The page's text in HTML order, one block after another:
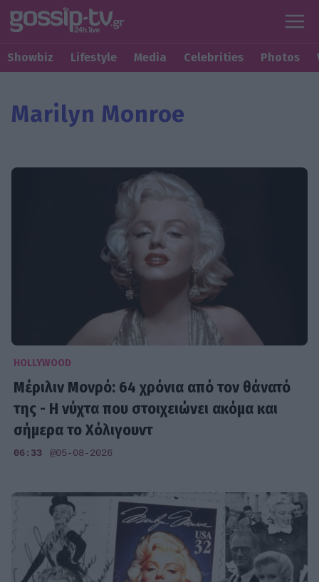
Showbiz Lifestyle Media Celebrities Photos
Marilyn Monroe
HOLLYWOOD
Μέριλιν Μονρό: 64 χρόνια από τον θάνατό
της - Η νύχτα που στοιχειώνει ακόμα και
σήμερα το Χόλιγουντ
06:33 @05-08-2026